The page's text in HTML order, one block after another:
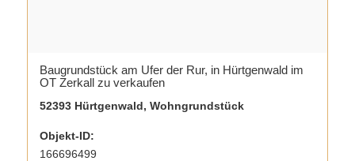
Baugrundstück am Ufer der Rur, in Hürtgenwald im
OT Zerkall zu verkaufen
52393 Hürtgenwald, Wohngrundstück
Objekt-ID:
166696499